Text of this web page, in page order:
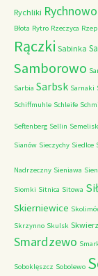
Rychliki Rychnowo
Błota Rytro Rzeczyca
Rączki Sabinka
Samborowo
Sarbia Sarbsk Sarnaki
Schiffmuhle Schleife
Seftenberg Sellin
Sianów Sieczychy Siedlce
Nadrzeczny Sieniawa
Siomki Sitnica Sitowa
Skierniewice
Skrzynno Skulsk
Smardzewo
Soboklęszcz Sobolewo